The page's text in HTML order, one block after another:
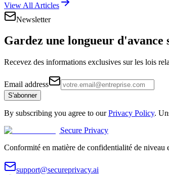
View All Articles
Newsletter
Gardez une longueur d'avance
Recevez des informations exclusives sur les lois
Email address
S'abonner
By subscribing you agree to our Privacy Policy.
Secure Privacy
Conformité en matière de confidentialité de niveau
support@secureprivacy.ai